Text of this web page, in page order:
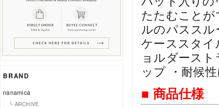
BRAND
nanamica
└ ARCHIVE
たたむこと
ルのパスス
ケーススタ
ョルダース
ップ ・耐候
■ 商品仕様